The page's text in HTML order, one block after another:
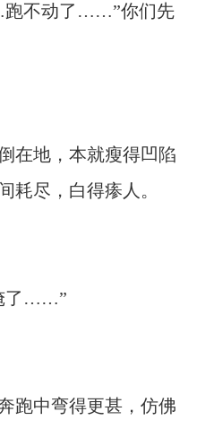
不动了……”你们先
在地，本就瘦得凹陷
耗尽，白得瘆人。
了……”
跑中弯得更甚，仿佛